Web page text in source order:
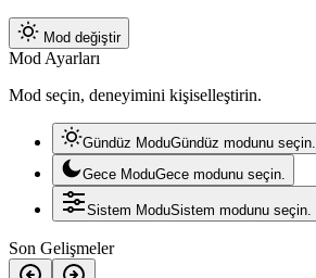
Mod değiştir
Mod Ayarları
Mod seçin, deneyimini kişiselleştirin.
Gündüz ModuGündüz modunu seçin.
Gece ModuGece modunu seçin.
Sistem ModuSistem modunu seçin.
Son Gelişmeler